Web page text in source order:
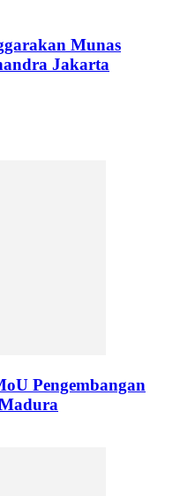
Munas
Jakarta
Pengembangan